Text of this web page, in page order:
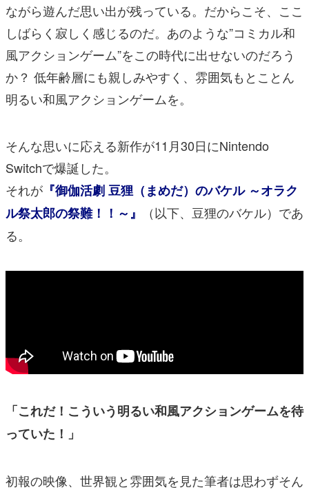
ながら遊んだ思い出が残っている。だからこそ、ここ
しばらく寂しく感じるのだ。あのような”コミカル和
風アクションゲーム”をこの時代に出せないのだろう
か？ 低年齢層にも親しみやすく、雰囲気もとことん
明るい和風アクションゲームを。
そんな思いに応える新作が11月30日にNintendo
Switchで爆誕した。
それが 『御伽活劇 豆狸（まめだ）のバケル ～オラク
ル祭太郎の祭難！！～』
（以下、豆狸のバケル）であ
る。
「これだ！こういう明るい和風アクションゲームを待
っていた！」
初報の映像、世界観と雰囲気を見た筆者は思わずそん